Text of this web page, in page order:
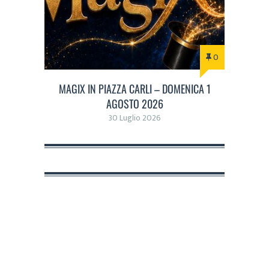
0
MAGIX IN PIAZZA CARLI – DOMENICA 1
AGOSTO 2026
30 Luglio 2026